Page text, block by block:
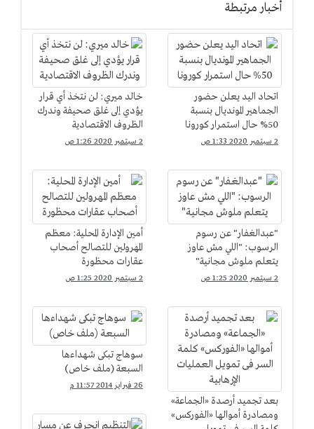
أخبار مرتبطة
اتحاد اليد يعلن حضور
الجماهير المونديال بنسبة
50% حال استمرار كورونا
2 سبتمبر 2020 1:33 ص
خالد ميري: لن نتخذ أي قرار
يؤدي إلى غلق صحيفة وندرك
الظروف الاقتصادية
2 سبتمبر 2020 1:26 ص
"عبدالغفار" عن رسوم
الرسوب: "اللي مش عاوز
يتعلم ملوش مجانية"
2 سبتمبر 2020 1:25 ص
أمين الإدارة المحلية: معظم
المهرولين للتصالح أصحاب
عقارات محظورة
2 سبتمبر 2020 1:25 ص
بعد تجميد أرصدة «الجماعة»
ومصادرة أموالها «الفوركس»
سوهاج تبكى شهداءها
السبعة (ملف خاص)
26 فبراير 2014 11:57 م